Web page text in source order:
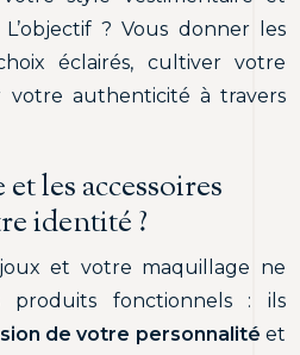
? Vous donner les
éclairés, cultiver votre
votre authenticité à travers
les accessoires
identité ?
et votre maquillage ne
produits fonctionnels : ils
de votre personnalité et